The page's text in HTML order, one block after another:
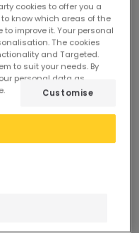
30,99 €
cookies to offer you a
know which areas of the
improve it. Your personal
The cookies
and Targeted.
to suit your needs. By
personal data as
Customise